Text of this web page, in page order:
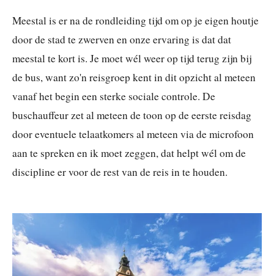
Meestal is er na de rondleiding tijd om op je eigen houtje
door de stad te zwerven en onze ervaring is dat dat
meestal te kort is. Je moet wél weer op tijd terug zijn bij
de bus, want zo'n reisgroep kent in dit opzicht al meteen
vanaf het begin een sterke sociale controle. De
buschauffeur zet al meteen de toon op de eerste reisdag
door eventuele telaatkomers al meteen via de microfoon
aan te spreken en ik moet zeggen, dat helpt wél om de
discipline er voor de rest van de reis in te houden.